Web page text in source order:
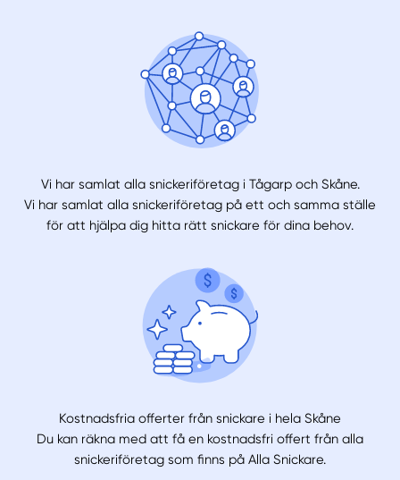
Vi har samlat alla snickeriföretag i Tågarp och Skåne.
Vi har samlat alla snickeriföretag på ett och samma ställe
för att hjälpa dig hitta rätt snickare för dina behov.
Kostnadsfria offerter från snickare i hela Skåne
Du kan räkna med att få en kostnadsfri offert från alla
snickeriföretag som finns på Alla Snickare.